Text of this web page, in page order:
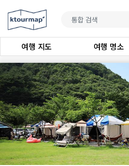
여행 지도 여행 명소